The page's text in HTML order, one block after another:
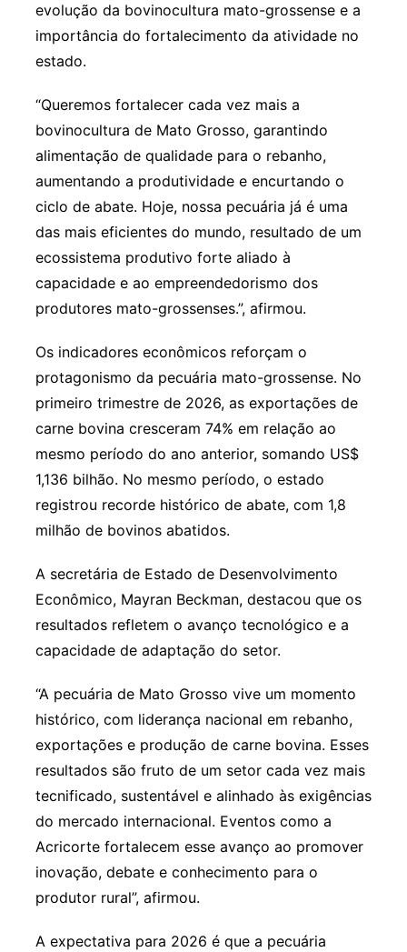
evolução da bovinocultura mato-grossense e a
importância do fortalecimento da atividade no
estado.
“Queremos fortalecer cada vez mais a
bovinocultura de Mato Grosso, garantindo
alimentação de qualidade para o rebanho,
aumentando a produtividade e encurtando o
ciclo de abate. Hoje, nossa pecuária já é uma
das mais eficientes do mundo, resultado de um
ecossistema produtivo forte aliado à
capacidade e ao empreendedorismo dos
produtores mato-grossenses.”, afirmou.
Os indicadores econômicos reforçam o
protagonismo da pecuária mato-grossense. No
primeiro trimestre de 2026, as exportações de
carne bovina cresceram 74% em relação ao
mesmo período do ano anterior, somando US$
1,136 bilhão. No mesmo período, o estado
registrou recorde histórico de abate, com 1,8
milhão de bovinos abatidos.
A secretária de Estado de Desenvolvimento
Econômico, Mayran Beckman, destacou que os
resultados refletem o avanço tecnológico e a
capacidade de adaptação do setor.
“A pecuária de Mato Grosso vive um momento
histórico, com liderança nacional em rebanho,
exportações e produção de carne bovina. Esses
resultados são fruto de um setor cada vez mais
tecnificado, sustentável e alinhado às exigências
do mercado internacional. Eventos como a
Acricorte fortalecem esse avanço ao promover
inovação, debate e conhecimento para o
produtor rural”, afirmou.
A expectativa para 2026 é que a pecuária